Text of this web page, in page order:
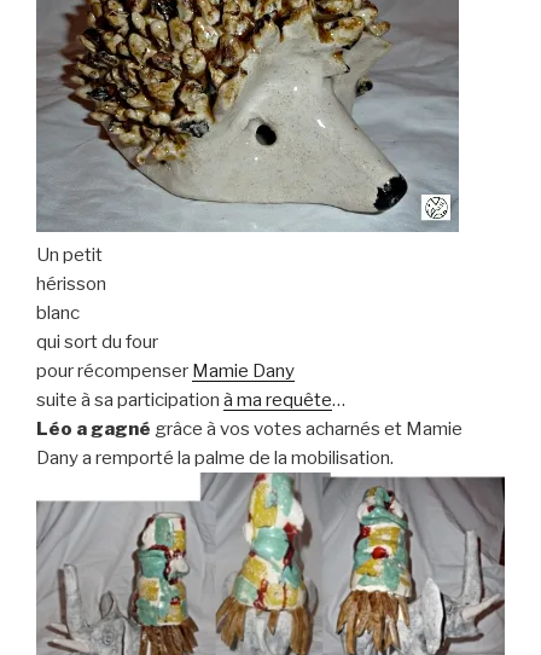
Un petit
hérisson
blanc
qui sort du four
pour récompenser Mamie Dany
suite à sa participation à ma requête…
Léo a gagné grâce à vos votes acharnés et Mamie
Dany a remporté la palme de la mobilisation.